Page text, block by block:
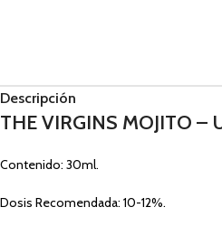
Descripción
THE VIRGINS MOJITO –
Contenido: 30ml.
Dosis Recomendada: 10-12%.